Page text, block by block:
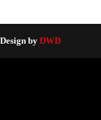
by DWD